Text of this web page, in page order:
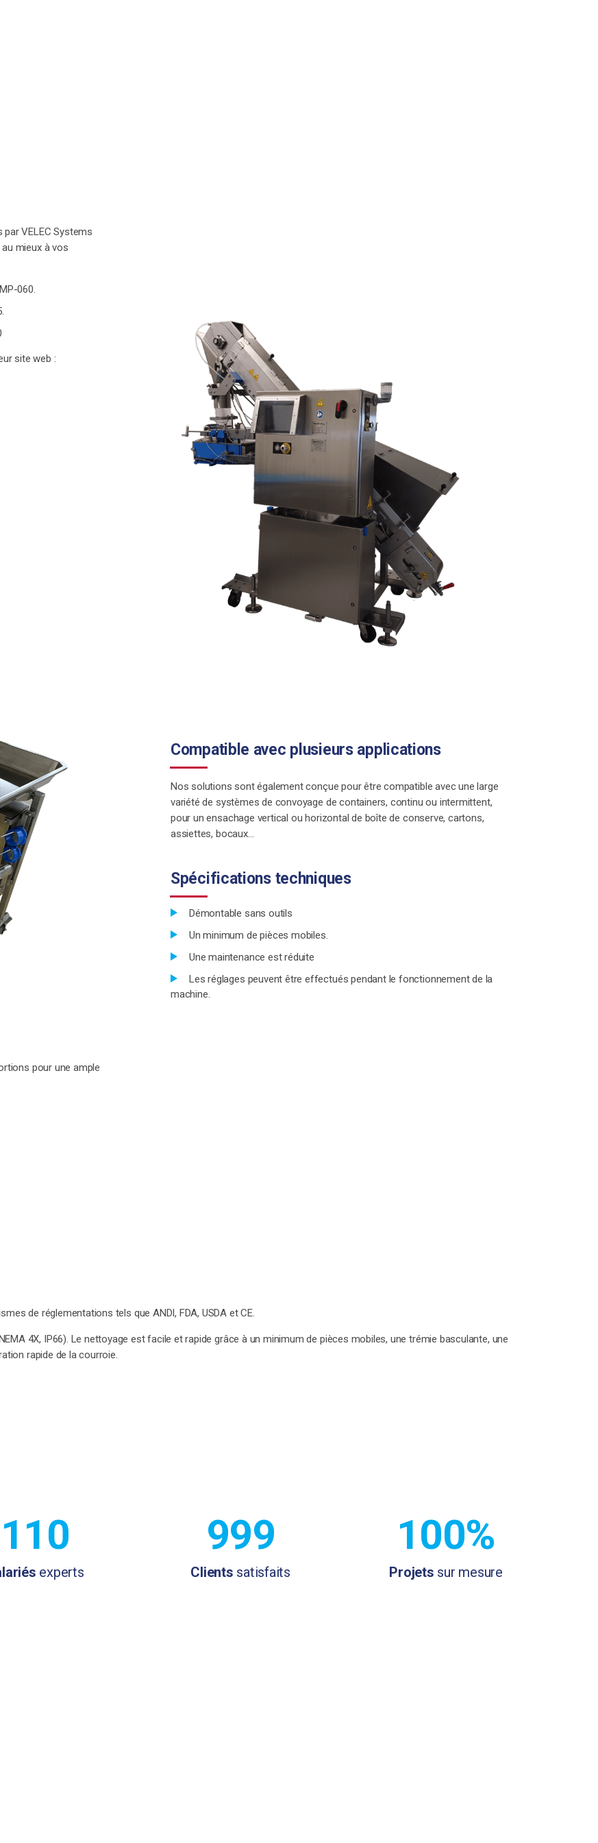
VELEC Systems
mieux à vos
060.
site web :
Compatible avec plusieurs applications
Nos solutions sont également conçue pour être compatible avec une large
variété de systèmes de convoyage de containers, continu ou intermittent,
pour un ensachage vertical ou horizontal de boîte de conserve, cartons,
assiettes, bocaux…
Spécifications techniques
Démontable sans outils
Un minimum de pièces mobiles.
Une maintenance est réduite
Les réglages peuvent être effectués pendant le fonctionnement de la
machine.
pour une ample
de réglementations tels que ANDI, FDA, USDA et CE.
4X, IP66). Le nettoyage est facile et rapide grâce à un minimum de pièces mobiles, une trémie basculante, une
rapide de la courroie.
110
experts
999
Clients satisfaits
100%
Projets sur mesure